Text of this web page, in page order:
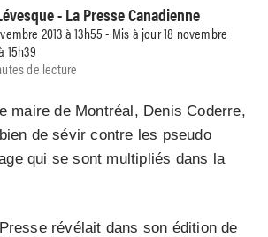
- La Presse Canadienne
2013 à 13h55 - Mis à jour 18 novembre
15h39
de lecture
maire de Montréal, Denis Coderre,
de sévir contre les pseudo
qui se sont multipliés dans la
révélait dans son édition de